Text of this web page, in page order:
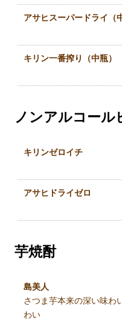
アサヒスーパードライ（
キリン一番搾り（中瓶）
ノンアルコール
キリンゼロイチ
アサヒドライゼロ
芋焼酎
島美人
さつま芋本来の深い味わ
わい